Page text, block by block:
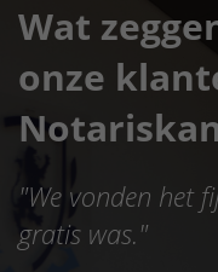
Wat
onze
"We vonden het
gratis was."